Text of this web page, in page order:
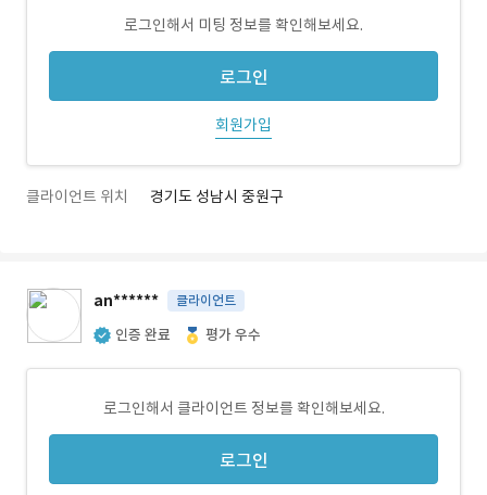
로그인해서 미팅 정보를 확인해보세요.
로그인
회원가입
클라이언트 위치 경기도 성남시 중원구
an****** 클라이언트
인증 완료 평가 우수
로그인해서 클라이언트 정보를 확인해보세요.
로그인